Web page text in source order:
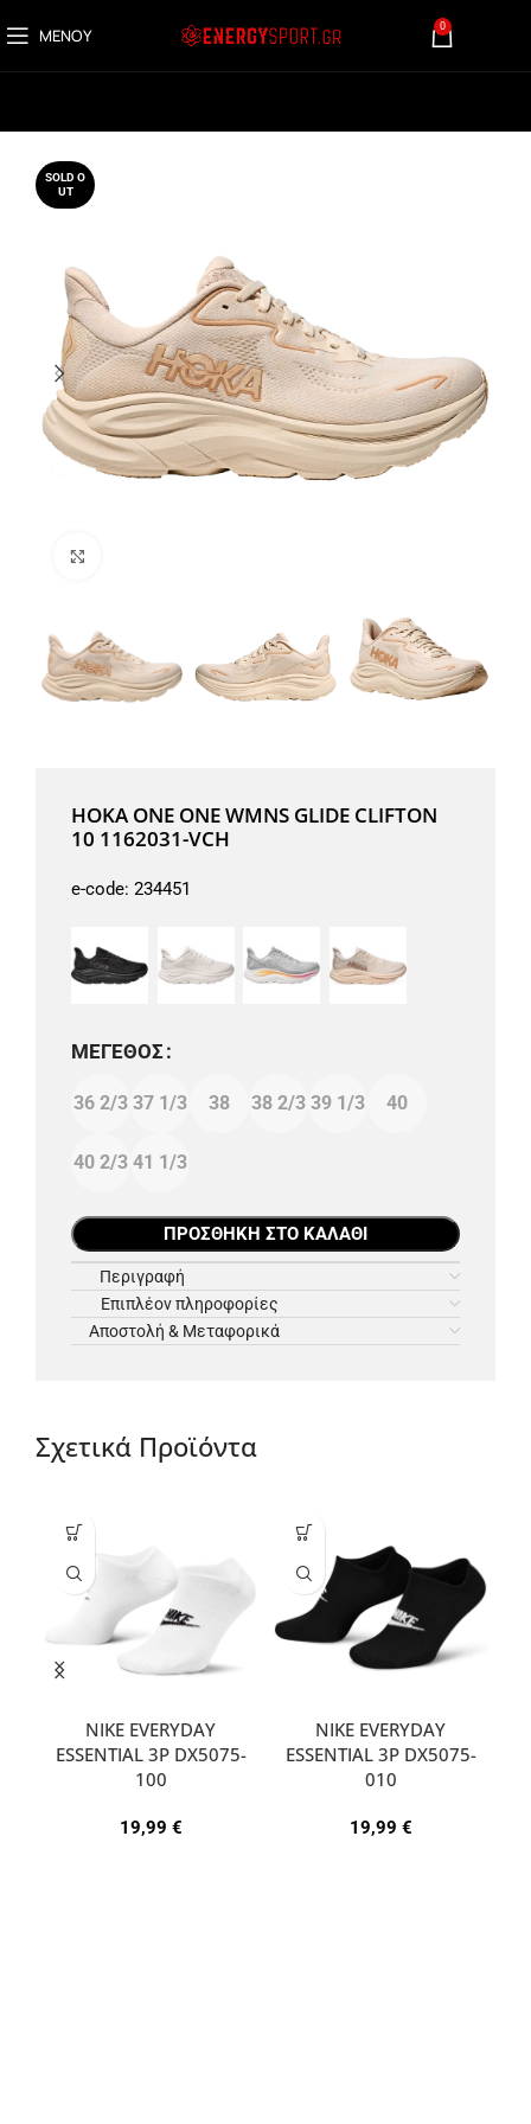
ΜΕΝΟΎ 0
SOLD O
UT
HOKA ONE ONE WMNS GLIDE CLIFTON
10 1162031-VCH
e-code: 234451
ΜΈΓΕΘΟΣ
36 2/3 37 1/3 38 38 2/3 39 1/3 40
40 2/3 41 1/3
ΠΡΟΣΘΉΚΗ ΣΤΟ ΚΑΛΆΘΙ
Περιγραφή
Επιπλέον πληροφορίες
Αποστολή & Μεταφορικά
Σχετικά Προϊόντα
NIKE EVERYDAY
ESSENTIAL 3P DX5075-
100
19,99 €
NIKE EVERYDAY
ESSENTIAL 3P DX5075-
010
19,99 €